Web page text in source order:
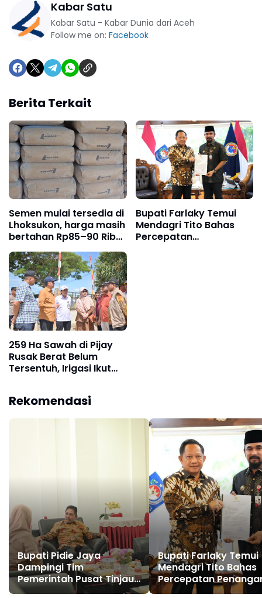
Kabar Satu
Kabar Satu - Kabar Dunia dari Aceh
Follow me on: Facebook
Berita Terkait
Semen mulai tersedia di
Lhoksukon, harga masih
bertahan Rp85–90 Ribu
per sak
Bupati Farlaky Temui
Mendagri Tito Bahas
Percepatan
259 Ha Sawah di Pijay
Rusak Berat Belum
Tersentuh, Irigasi Ikut
Rekomendasi
Bupati Pidie Jaya
Dampingi Tim
Pemerintah Pusat Tinjau
Dampak Banjir
Bupati Farlaky Temui
Mendagri Tito Bahas
Percepatan
Pascabanjir